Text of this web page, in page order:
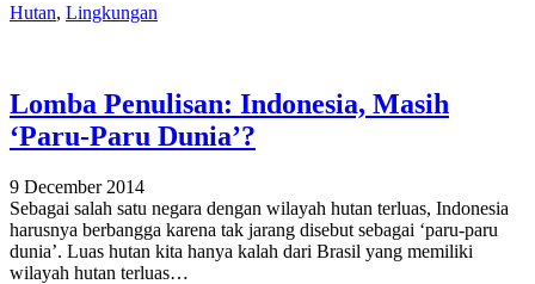
Hutan, Lingkungan
Lomba Penulisan: Indonesia, Masih
‘Paru-Paru Dunia’?
9 December 2014
Sebagai salah satu negara dengan wilayah hutan terluas, Indonesia
harusnya berbangga karena tak jarang disebut sebagai ‘paru-paru
dunia’. Luas hutan kita hanya kalah dari Brasil yang memiliki
wilayah hutan terluas…